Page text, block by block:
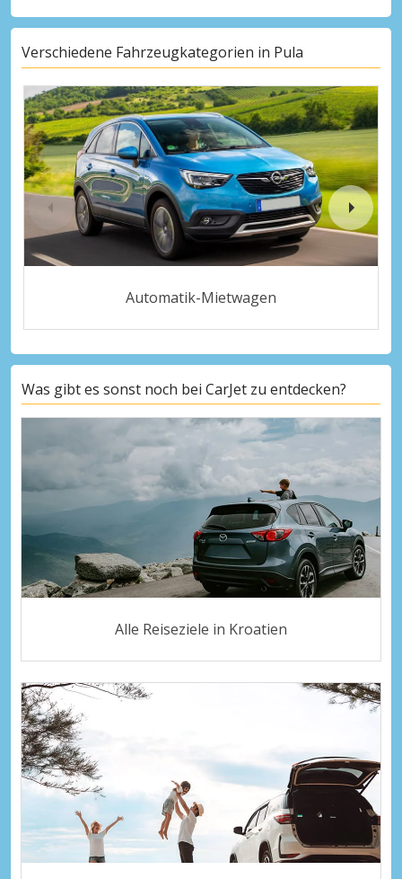
Verschiedene Fahrzeugkategorien in Pula
Automatik-Mietwagen
Was gibt es sonst noch bei CarJet zu entdecken?
Alle Reiseziele in Kroatien